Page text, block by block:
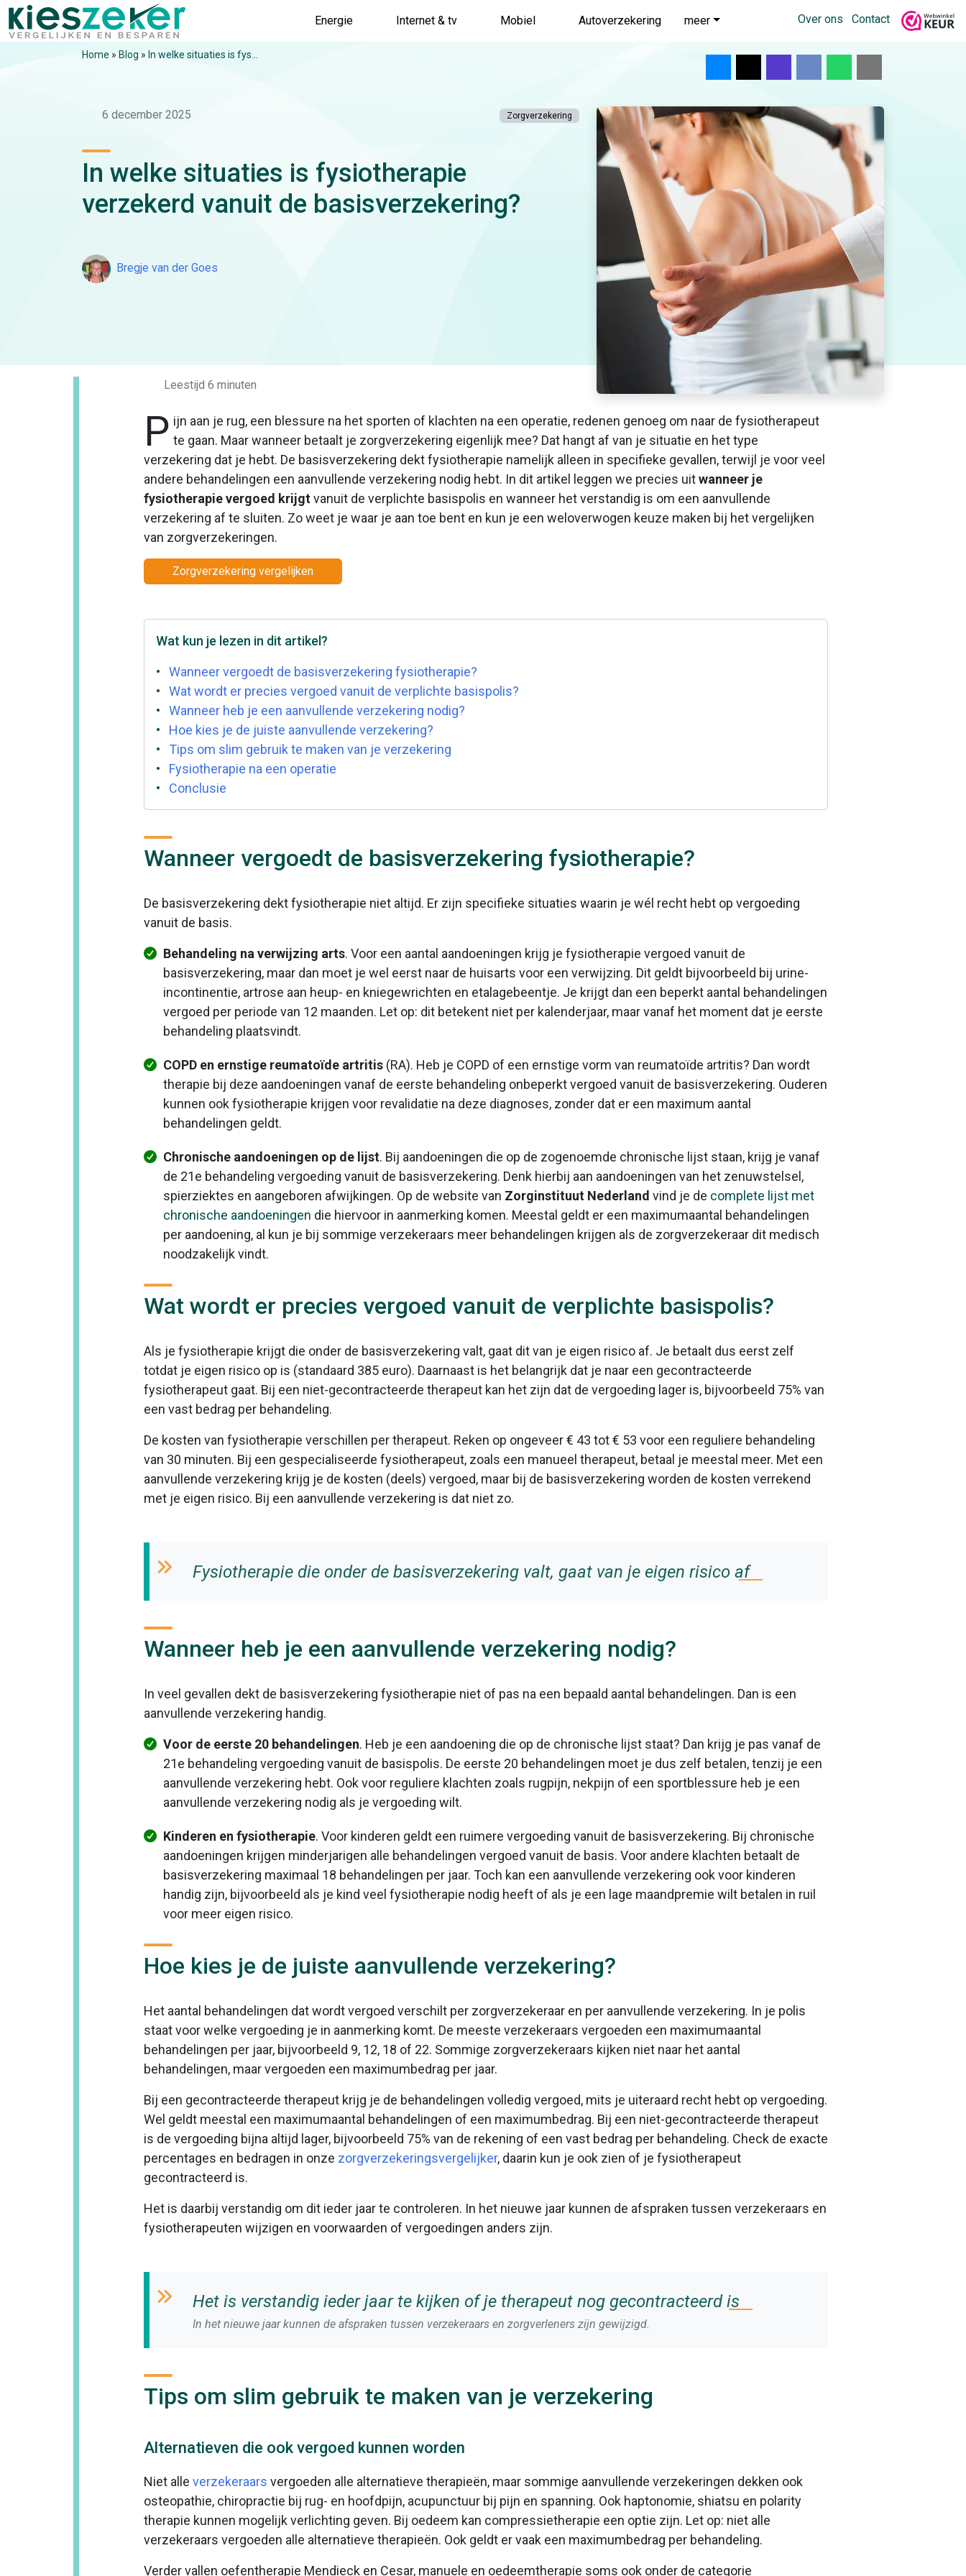
Energie Internet & tv Mobiel Autoverzekering meer Over ons Contact
Home » Blog » In welke situaties is fys...
6 december 2025 Zorgverzekering
In welke situaties is fysiotherapie
verzekerd vanuit de basisverzekering?
Bregje van der Goes
Leestijd 6 minuten
P ijn aan je rug, een blessure na het sporten of klachten na een operatie, redenen genoeg om naar de fysiotherapeut
te gaan. Maar wanneer betaalt je zorgverzekering eigenlijk mee? Dat hangt af van je situatie en het type
verzekering dat je hebt. De basisverzekering dekt fysiotherapie namelijk alleen in specifieke gevallen, terwijl je voor veel
andere behandelingen een aanvullende verzekering nodig hebt. In dit artikel leggen we precies uitwanneer je
fysiotherapie vergoed krijgtvanuit de verplichte basispolis en wanneer het verstandig is om een aanvullende
verzekering af te sluiten. Zo weet je waar je aan toe bent en kun je een weloverwogen keuze maken bij het vergelijken
van zorgverzekeringen.
Zorgverzekering vergelijken
Wat kun je lezen in dit artikel?
Wanneer vergoedt de basisverzekering fysiotherapie?
Wat wordt er precies vergoed vanuit de verplichte basispolis?
Wanneer heb je een aanvullende verzekering nodig?
Hoe kies je de juiste aanvullende verzekering?
Tips om slim gebruik te maken van je verzekering
Fysiotherapie na een operatie
Conclusie
Wanneer vergoedt de basisverzekering fysiotherapie?
De basisverzekering dekt fysiotherapie niet altijd. Er zijn specifieke situaties waarin je wél recht hebt op vergoeding
vanuit de basis.
Behandeling na verwijzing arts. Voor een aantal aandoeningen krijg je fysiotherapie vergoed vanuit de
basisverzekering, maar dan moet je wel eerst naar de huisarts voor een verwijzing. Dit geldt bijvoorbeeld bij urine-
incontinentie, artrose aan heup- en kniegewrichten en etalagebeentje. Je krijgt dan een beperkt aantal behandelingen
vergoed per periode van 12 maanden. Let op: dit betekent niet per kalenderjaar, maar vanaf het moment dat je eerste
behandeling plaatsvindt.
COPD en ernstige reumatoïde artritis (RA). Heb je COPD of een ernstige vorm van reumatoïde artritis? Dan wordt
therapie bij deze aandoeningen vanaf de eerste behandeling onbeperkt vergoed vanuit de basisverzekering. Ouderen
kunnen ook fysiotherapie krijgen voor revalidatie na deze diagnoses, zonder dat er een maximum aantal
behandelingen geldt.
Chronische aandoeningen op de lijst. Bij aandoeningen die op de zogenoemde chronische lijst staan, krijg je vanaf
de 21e behandeling vergoeding vanuit de basisverzekering. Denk hierbij aan aandoeningen van het zenuwstelsel,
spierziektes en aangeboren afwijkingen. Op de website van Zorginstituut Nederland vind je de complete lijst met
chronische aandoeningen die hiervoor in aanmerking komen. Meestal geldt er een maximumaantal behandelingen
per aandoening, al kun je bij sommige verzekeraars meer behandelingen krijgen als de zorgverzekeraar dit medisch
noodzakelijk vindt.
Wat wordt er precies vergoed vanuit de verplichte basispolis?
Als je fysiotherapie krijgt die onder de basisverzekering valt, gaat dit van je eigen risico af. Je betaalt dus eerst zelf
totdat je eigen risico op is (standaard 385 euro). Daarnaast is het belangrijk dat je naar een gecontracteerde
fysiotherapeut gaat. Bij een niet-gecontracteerde therapeut kan het zijn dat de vergoeding lager is, bijvoorbeeld 75% van
een vast bedrag per behandeling.
De kosten van fysiotherapie verschillen per therapeut. Reken op ongeveer € 43 tot € 53 voor een reguliere behandeling
van 30 minuten. Bij een gespecialiseerde fysiotherapeut, zoals een manueel therapeut, betaal je meestal meer. Met een
aanvullende verzekering krijg je de kosten (deels) vergoed, maar bij de basisverzekering worden de kosten verrekend
met je eigen risico. Bij een aanvullende verzekering is dat niet zo.
Fysiotherapie die onder de basisverzekering valt, gaat van je eigen risico af
Wanneer heb je een aanvullende verzekering nodig?
In veel gevallen dekt de basisverzekering fysiotherapie niet of pas na een bepaald aantal behandelingen. Dan is een
aanvullende verzekering handig.
Voor de eerste 20 behandelingen. Heb je een aandoening die op de chronische lijst staat? Dan krijg je pas vanaf de
21e behandeling vergoeding vanuit de basispolis. De eerste 20 behandelingen moet je dus zelf betalen, tenzij je een
aanvullende verzekering hebt. Ook voor reguliere klachten zoals rugpijn, nekpijn of een sportblessure heb je een
aanvullende verzekering nodig als je vergoeding wilt.
Kinderen en fysiotherapie. Voor kinderen geldt een ruimere vergoeding vanuit de basisverzekering. Bij chronische
aandoeningen krijgen minderjarigen alle behandelingen vergoed vanuit de basis. Voor andere klachten betaalt de
basisverzekering maximaal 18 behandelingen per jaar. Toch kan een aanvullende verzekering ook voor kinderen
handig zijn, bijvoorbeeld als je kind veel fysiotherapie nodig heeft of als je een lage maandpremie wilt betalen in ruil
voor meer eigen risico.
Hoe kies je de juiste aanvullende verzekering?
Het aantal behandelingen dat wordt vergoed verschilt per zorgverzekeraar en per aanvullende verzekering. In je polis
staat voor welke vergoeding je in aanmerking komt. De meeste verzekeraars vergoeden een maximumaantal
behandelingen per jaar, bijvoorbeeld 9, 12, 18 of 22. Sommige zorgverzekeraars kijken niet naar het aantal
behandelingen, maar vergoeden een maximumbedrag per jaar.
Bij een gecontracteerde therapeut krijg je de behandelingen volledig vergoed, mits je uiteraard recht hebt op vergoeding.
Wel geldt meestal een maximumaantal behandelingen of een maximumbedrag. Bij een niet-gecontracteerde therapeut
is de vergoeding bijna altijd lager, bijvoorbeeld 75% van de rekening of een vast bedrag per behandeling. Check de exacte
percentages en bedragen in onze zorgverzekeringsvergelijker, daarin kun je ook zien of je fysiotherapeut
gecontracteerd is.
Het is daarbij verstandig om dit ieder jaar te controleren. In het nieuwe jaar kunnen de afspraken tussen verzekeraars en
fysiotherapeuten wijzigen en voorwaarden of vergoedingen anders zijn.
Het is verstandig ieder jaar te kijken of je therapeut nog gecontracteerd is
In het nieuwe jaar kunnen de afspraken tussen verzekeraars en zorgverleners zijn gewijzigd.
Tips om slim gebruik te maken van je verzekering
Alternatieven die ook vergoed kunnen worden
Niet alle verzekeraars vergoeden alle alternatieve therapieën, maar sommige aanvullende verzekeringen dekken ook
osteopathie, chiropractie bij rug- en hoofdpijn, acupunctuur bij pijn en spanning. Ook haptonomie, shiatsu en polarity
therapie kunnen mogelijk verlichting geven. Bij oedeem kan compressietherapie een optie zijn. Let op: niet alle
verzekeraars vergoeden alle alternatieve therapieën. Ook geldt er vaak een maximumbedrag per behandeling.
Verder vallen oefentherapie Mendieck en Cesar, manuele en oedeemtherapie soms ook onder de categorie